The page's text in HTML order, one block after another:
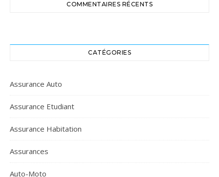
COMMENTAIRES RÉCENTS
CATÉGORIES
Assurance Auto
Assurance Etudiant
Assurance Habitation
Assurances
Auto-Moto